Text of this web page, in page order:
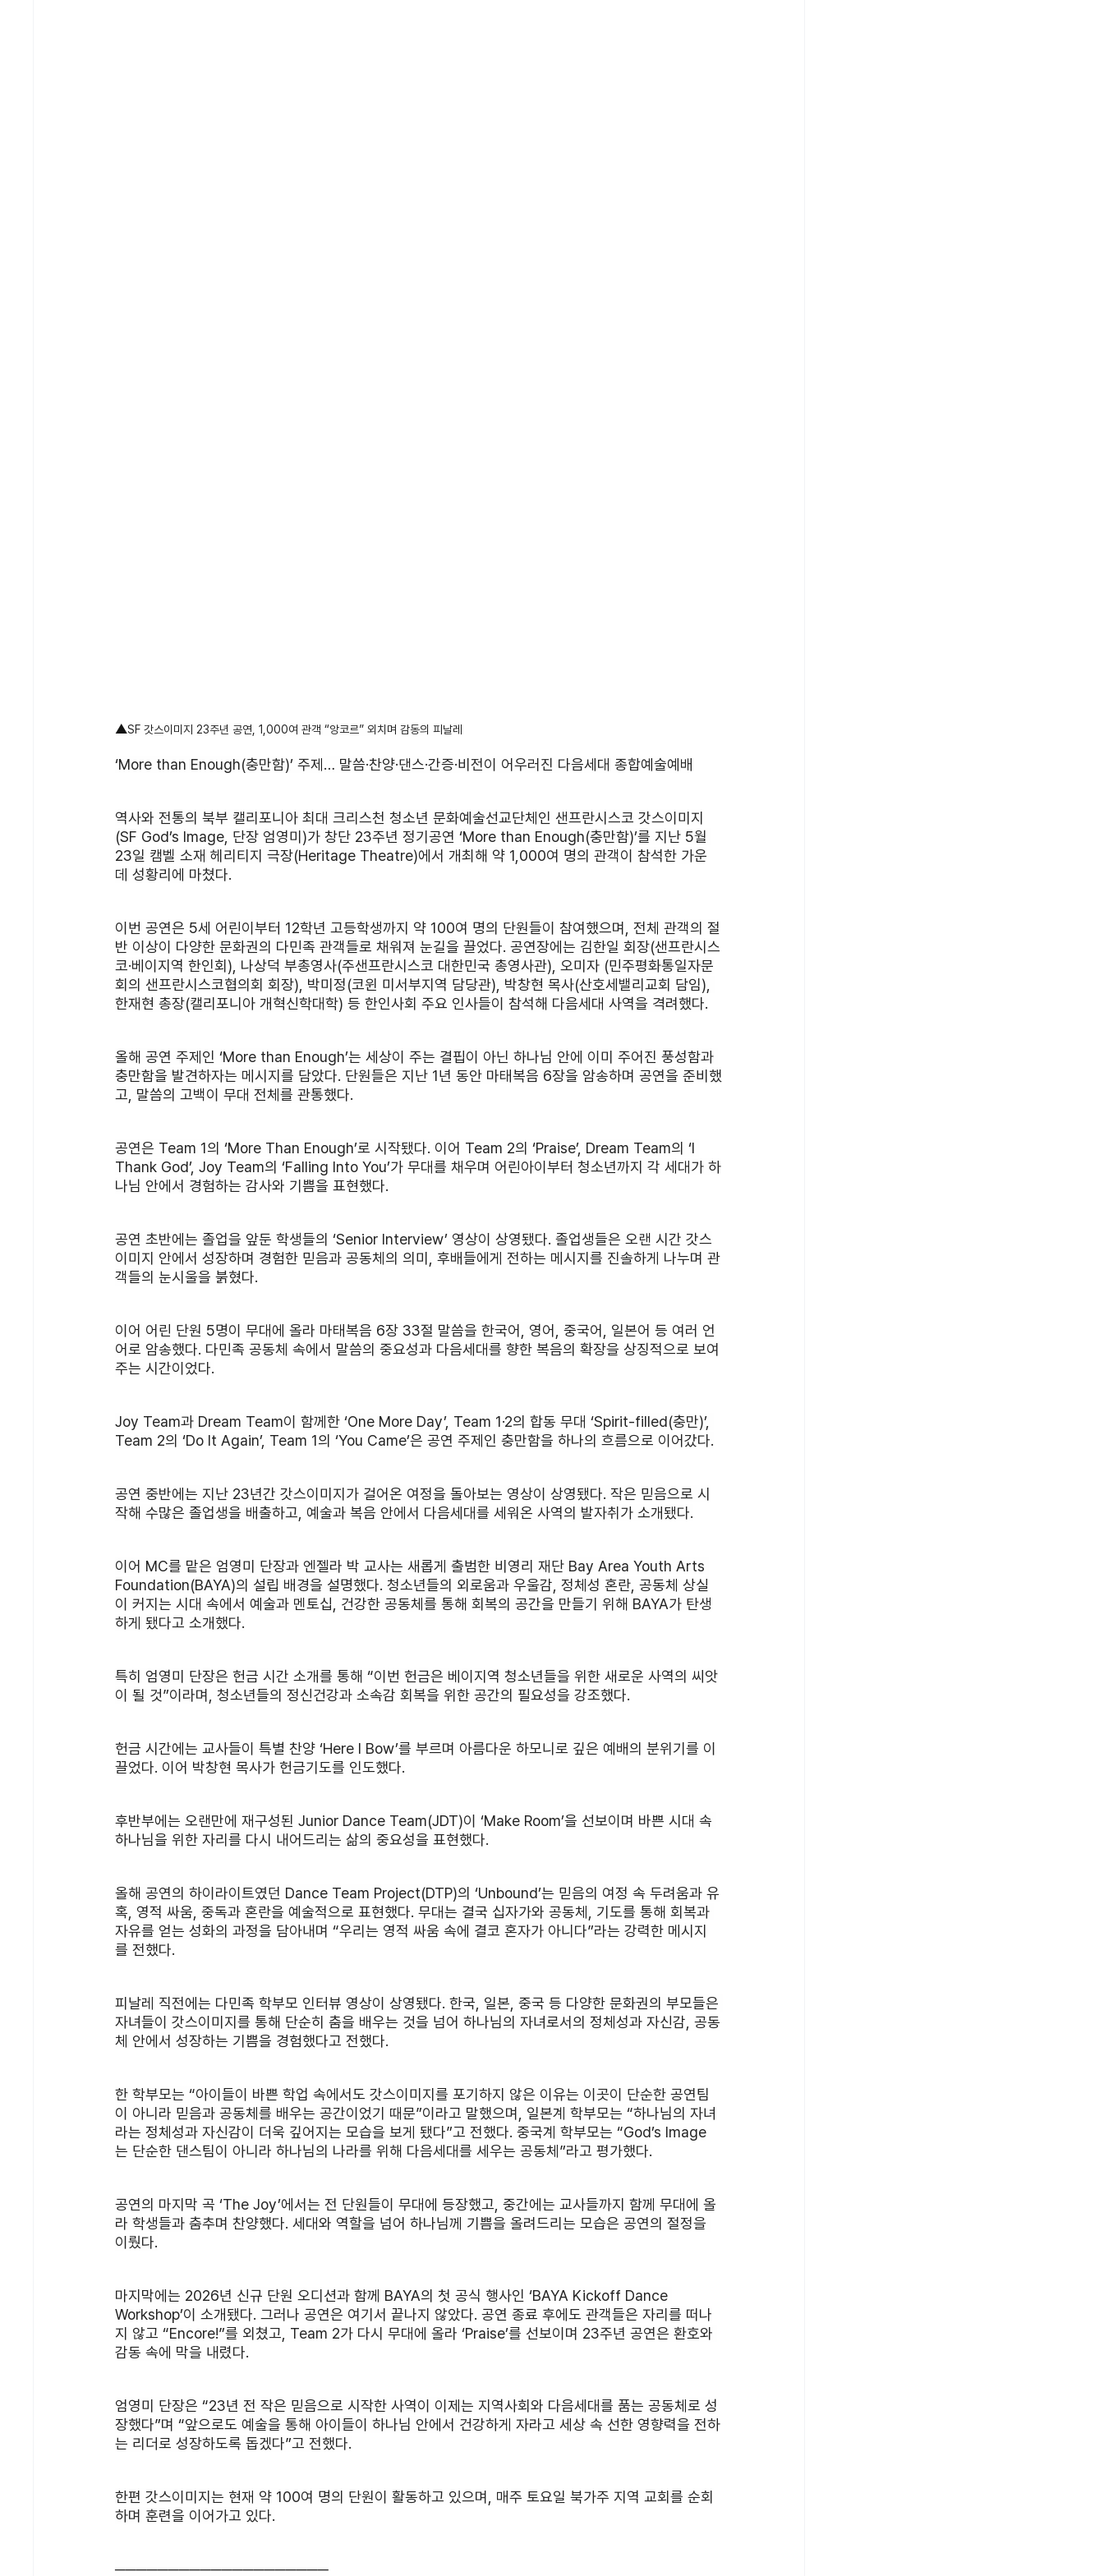
▲SF 갓스이미지 23주년 공연, 1,000여 관객 “앙코르” 외치며 감동의 피날레
‘More than Enough(충만함)’ 주제… 말씀·찬양·댄스·간증·비전이 어우러진 다음세대 종합예술예배
역사와 전통의 북부 캘리포니아 최대 크리스천 청소년 문화예술선교단체인 샌프란시스코 갓스이미지
(SF God’s Image, 단장 엄영미)가 창단 23주년 정기공연 ‘More than Enough(충만함)’를 지난 5월
23일 캠벨 소재 헤리티지 극장(Heritage Theatre)에서 개최해 약 1,000여 명의 관객이 참석한 가운
데 성황리에 마쳤다.
이번 공연은 5세 어린이부터 12학년 고등학생까지 약 100여 명의 단원들이 참여했으며, 전체 관객의 절
반 이상이 다양한 문화권의 다민족 관객들로 채워져 눈길을 끌었다. 공연장에는 김한일 회장(샌프란시스
코·베이지역 한인회), 나상덕 부총영사(주샌프란시스코 대한민국 총영사관), 오미자 (민주평화통일자문
회의 샌프란시스코협의회 회장), 박미정(코윈 미서부지역 담당관), 박창현 목사(산호세밸리교회 담임),
한재현 총장(캘리포니아 개혁신학대학) 등 한인사회 주요 인사들이 참석해 다음세대 사역을 격려했다.
올해 공연 주제인 ‘More than Enough’는 세상이 주는 결핍이 아닌 하나님 안에 이미 주어진 풍성함과
충만함을 발견하자는 메시지를 담았다. 단원들은 지난 1년 동안 마태복음 6장을 암송하며 공연을 준비했
고, 말씀의 고백이 무대 전체를 관통했다.
공연은 Team 1의 ‘More Than Enough’로 시작됐다. 이어 Team 2의 ‘Praise’, Dream Team의 ‘I
Thank God’, Joy Team의 ‘Falling Into You’가 무대를 채우며 어린아이부터 청소년까지 각 세대가 하
나님 안에서 경험하는 감사와 기쁨을 표현했다.
공연 초반에는 졸업을 앞둔 학생들의 ‘Senior Interview’ 영상이 상영됐다. 졸업생들은 오랜 시간 갓스
이미지 안에서 성장하며 경험한 믿음과 공동체의 의미, 후배들에게 전하는 메시지를 진솔하게 나누며 관
객들의 눈시울을 붉혔다.
이어 어린 단원 5명이 무대에 올라 마태복음 6장 33절 말씀을 한국어, 영어, 중국어, 일본어 등 여러 언
어로 암송했다. 다민족 공동체 속에서 말씀의 중요성과 다음세대를 향한 복음의 확장을 상징적으로 보여
주는 시간이었다.
Joy Team과 Dream Team이 함께한 ‘One More Day’, Team 1·2의 합동 무대 ‘Spirit-filled(충만)’,
Team 2의 ‘Do It Again’, Team 1의 ‘You Came’은 공연 주제인 충만함을 하나의 흐름으로 이어갔다.
공연 중반에는 지난 23년간 갓스이미지가 걸어온 여정을 돌아보는 영상이 상영됐다. 작은 믿음으로 시
작해 수많은 졸업생을 배출하고, 예술과 복음 안에서 다음세대를 세워온 사역의 발자취가 소개됐다.
이어 MC를 맡은 엄영미 단장과 엔젤라 박 교사는 새롭게 출범한 비영리 재단 Bay Area Youth Arts
Foundation(BAYA)의 설립 배경을 설명했다. 청소년들의 외로움과 우울감, 정체성 혼란, 공동체 상실
이 커지는 시대 속에서 예술과 멘토십, 건강한 공동체를 통해 회복의 공간을 만들기 위해 BAYA가 탄생
하게 됐다고 소개했다.
특히 엄영미 단장은 헌금 시간 소개를 통해 “이번 헌금은 베이지역 청소년들을 위한 새로운 사역의 씨앗
이 될 것”이라며, 청소년들의 정신건강과 소속감 회복을 위한 공간의 필요성을 강조했다.
헌금 시간에는 교사들이 특별 찬양 ‘Here I Bow’를 부르며 아름다운 하모니로 깊은 예배의 분위기를 이
끌었다. 이어 박창현 목사가 헌금기도를 인도했다.
후반부에는 오랜만에 재구성된 Junior Dance Team(JDT)이 ‘Make Room’을 선보이며 바쁜 시대 속
하나님을 위한 자리를 다시 내어드리는 삶의 중요성을 표현했다.
올해 공연의 하이라이트였던 Dance Team Project(DTP)의 ‘Unbound’는 믿음의 여정 속 두려움과 유
혹, 영적 싸움, 중독과 혼란을 예술적으로 표현했다. 무대는 결국 십자가와 공동체, 기도를 통해 회복과
자유를 얻는 성화의 과정을 담아내며 “우리는 영적 싸움 속에 결코 혼자가 아니다”라는 강력한 메시지
를 전했다.
피날레 직전에는 다민족 학부모 인터뷰 영상이 상영됐다. 한국, 일본, 중국 등 다양한 문화권의 부모들은
자녀들이 갓스이미지를 통해 단순히 춤을 배우는 것을 넘어 하나님의 자녀로서의 정체성과 자신감, 공동
체 안에서 성장하는 기쁨을 경험했다고 전했다.
한 학부모는 “아이들이 바쁜 학업 속에서도 갓스이미지를 포기하지 않은 이유는 이곳이 단순한 공연팀
이 아니라 믿음과 공동체를 배우는 공간이었기 때문”이라고 말했으며, 일본계 학부모는 “하나님의 자녀
라는 정체성과 자신감이 더욱 깊어지는 모습을 보게 됐다”고 전했다. 중국계 학부모는 “God’s Image
는 단순한 댄스팀이 아니라 하나님의 나라를 위해 다음세대를 세우는 공동체”라고 평가했다.
공연의 마지막 곡 ‘The Joy’에서는 전 단원들이 무대에 등장했고, 중간에는 교사들까지 함께 무대에 올
라 학생들과 춤추며 찬양했다. 세대와 역할을 넘어 하나님께 기쁨을 올려드리는 모습은 공연의 절정을
이뤘다.
마지막에는 2026년 신규 단원 오디션과 함께 BAYA의 첫 공식 행사인 ‘BAYA Kickoff Dance
Workshop’이 소개됐다. 그러나 공연은 여기서 끝나지 않았다. 공연 종료 후에도 관객들은 자리를 떠나
지 않고 “Encore!”를 외쳤고, Team 2가 다시 무대에 올라 ‘Praise’를 선보이며 23주년 공연은 환호와
감동 속에 막을 내렸다.
엄영미 단장은 “23년 전 작은 믿음으로 시작한 사역이 이제는 지역사회와 다음세대를 품는 공동체로 성
장했다”며 “앞으로도 예술을 통해 아이들이 하나님 안에서 건강하게 자라고 세상 속 선한 영향력을 전하
는 리더로 성장하도록 돕겠다”고 전했다.
한편 갓스이미지는 현재 약 100여 명의 단원이 활동하고 있으며, 매주 토요일 북가주 지역 교회를 순회
하며 훈련을 이어가고 있다.
────────────────────